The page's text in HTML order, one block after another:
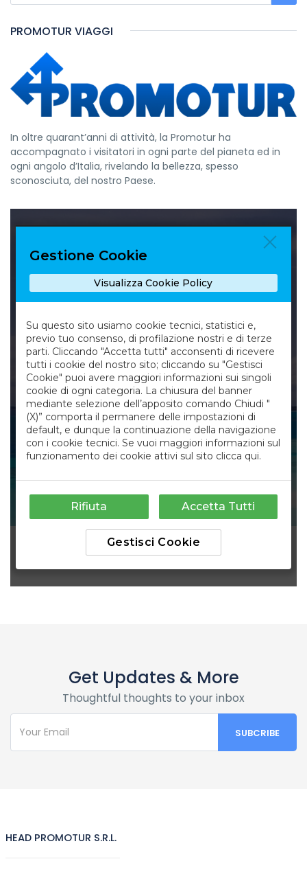
PROMOTUR VIAGGI
In oltre quarant’anni di attività, la Promotur ha
accompagnato i visitatori in ogni parte del pianeta ed in
ogni angolo d’Italia, rivelando la bellezza, spesso
sconosciuta, del nostro Paese.
Get Updates & More
Thoughtful thoughts to your inbox
HEAD PROMOTUR S.R.L.